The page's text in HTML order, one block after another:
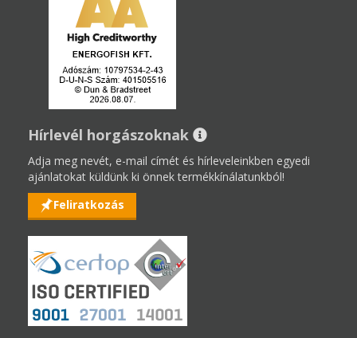
Hírlevél horgászoknak
Adja meg nevét, e-mail címét és hírleveleinkben egyedi
ajánlatokat küldünk ki önnek termékkínálatunkból!
Feliratkozás